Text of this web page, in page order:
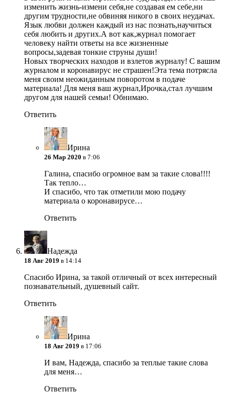
изменить жизнь-измени себя,не создавая ем себе,ни
другим трудности,не обвиняя никого в своих неудачах.
Язык любви должен каждый из нас познать,научиться
себя любить и других.А вот как,журнал помогает
человеку найти ответы на все жизненные
вопросы,задевая тонкие струны души!
Новых творческих находов и взлетов журналу! С вашим
журналом и коронавирус не страшен!Эта тема потрясла
меня своим неожиданным поворотом в подаче
материала! Для меня ваш журнал,Ирочка,стал лучшим
другом для нашей семьи! Обнимаю.
Ответить
Ирина
26 Мар 2020 в 7:06
Галина, спасибо огромное вам за такие слова!!!!
Так тепло…
И спасибо, что так отметили мою подачу
материала о коронавирусе…
Ответить
Надежда
18 Авг 2019 в 14:14
Спасибо Ирина, за такой отличный от всех интересный
познавательный, душевный сайт.
Ответить
Ирина
18 Авг 2019 в 17:06
И вам, Надежда, спасибо за теплые такие слова
для меня…
Ответить